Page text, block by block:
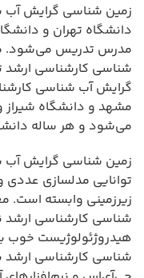
زمین شناسی گرایش آب
دانشگاه تهران و
مدرس تدریس می‌شود.
شناسی کارشناسی ارشد
گرایش آب شناسی
مشهد و دانشگاه شیراز
می‌شود و هر ساله
زمین شناسی گرایش
توانایی مدلسازی عددی
زیرزمینی وابسته
شناسی کارشناسی
هیدروژئولوژیست خوب
شناسی کارشناسی ارشد